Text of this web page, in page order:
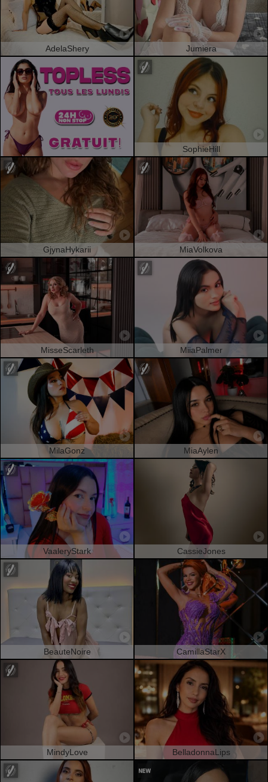
AdelaShery Jumiera
SophieHill
GjynaHykarii MiaVolkova
MisseScarleth MiiaPalmer
MilaGonz MiaAylen
VaaleryStark CassieJones
BeauteNoire CamillaStarX
MindyLove BelladonnaLips